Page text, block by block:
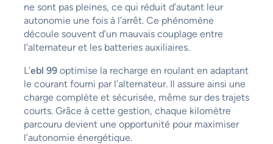
ne sont pas pleines, ce qui réduit d’autant leur
autonomie une fois à l’arrêt. Ce phénomène
découle souvent d’un mauvais couplage entre
l’alternateur et les batteries auxiliaires.
L’ebl 99optimise la recharge en roulant en adaptant
le courant fourni par l’alternateur. Il assure ainsi une
charge complète et sécurisée, même sur des trajets
courts. Grâce à cette gestion, chaque kilomètre
parcouru devient une opportunité pour maximiser
l’autonomie énergétique.